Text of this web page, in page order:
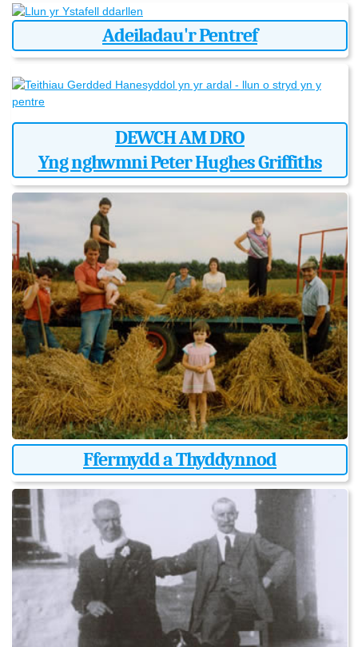
Adeiladau'r Pentref
DEWCH AM DRO
Yng nghwmni Peter Hughes Griffiths
Ffermydd a Thyddynnod